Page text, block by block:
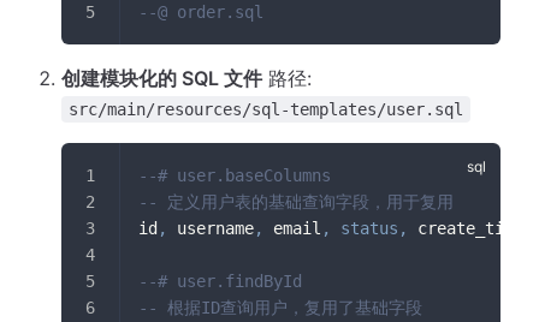
--@ order.sql
创建模块化的 SQL 文件路径:
src/main/resources/sql-templates/user.sql
--# user.baseColumns
-- 定义用户表的基础查询字段，用于复用
id , username, email , status , create_time
--# user.findById
-- 根据ID查询用户，复用了基础字段